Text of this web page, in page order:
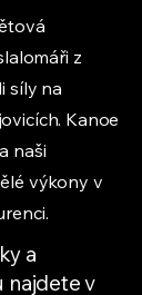
z
síly na
Kanoe
naši
výkony v
a
najdete v